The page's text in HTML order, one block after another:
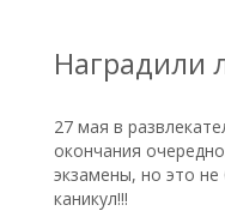
Наградили
27 мая в
окончания
экзамены, но это
каникул!!!